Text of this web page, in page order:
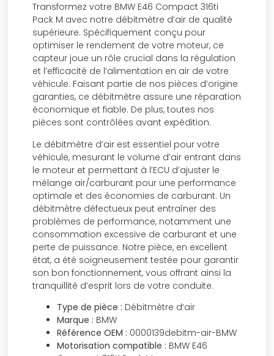
Transformez votre BMW E46 Compact 316ti
Pack M avec notre débitmètre d’air de qualité
supérieure. Spécifiquement conçu pour
optimiser le rendement de votre moteur, ce
capteur joue un rôle crucial dans la régulation
et l’efficacité de l’alimentation en air de votre
véhicule. Faisant partie de nos pièces d’origine
garanties, ce débitmètre assure une réparation
économique et fiable. De plus, toutes nos
pièces sont contrôlées avant expédition.
Le débitmètre d’air est essentiel pour votre
véhicule, mesurant le volume d’air entrant dans
le moteur et permettant à l’ECU d’ajuster le
mélange air/carburant pour une performance
optimale et des économies de carburant. Un
débitmètre défectueux peut entraîner des
problèmes de performance, notamment une
consommation excessive de carburant et une
perte de puissance. Notre pièce, en excellent
état, a été soigneusement testée pour garantir
son bon fonctionnement, vous offrant ainsi la
tranquillité d’esprit lors de votre conduite.
Type de pièce : Débitmètre d’air
Marque : BMW
Référence OEM : 0000139debitm-air-BMW
Motorisation compatible : BMW E46